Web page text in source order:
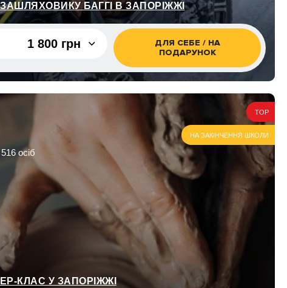
БАГГІ В ЗАПОРІЖЖІ
1 800 грн
1 800 грн
+
ДЛЯ СЕБЕ / НА
ПОДАРУНОК
осіб
TOP
НА ЗАКІНЧЕННЯ ШКОЛИ
КЛАС У ЗАПОРІЖЖІ